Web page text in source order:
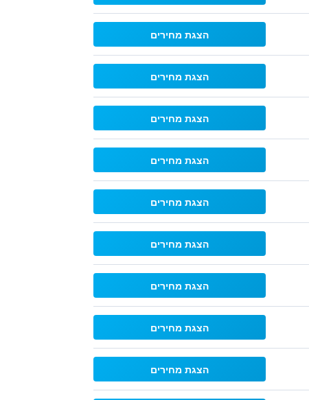
הצגת מחירים
הצגת מחירים
הצגת מחירים
הצגת מחירים
הצגת מחירים
הצגת מחירים
הצגת מחירים
הצגת מחירים
הצגת מחירים